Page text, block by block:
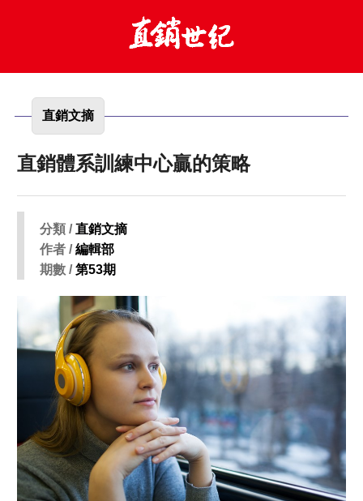
直銷文摘
直銷體系訓練中心贏的策略
分類 /直銷文摘
作者 /編輯部
期數 /第53期